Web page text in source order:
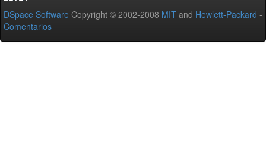
DSpace Software Copyright © 2002-2008 MIT and Hewlett-Packard -
Comentarios